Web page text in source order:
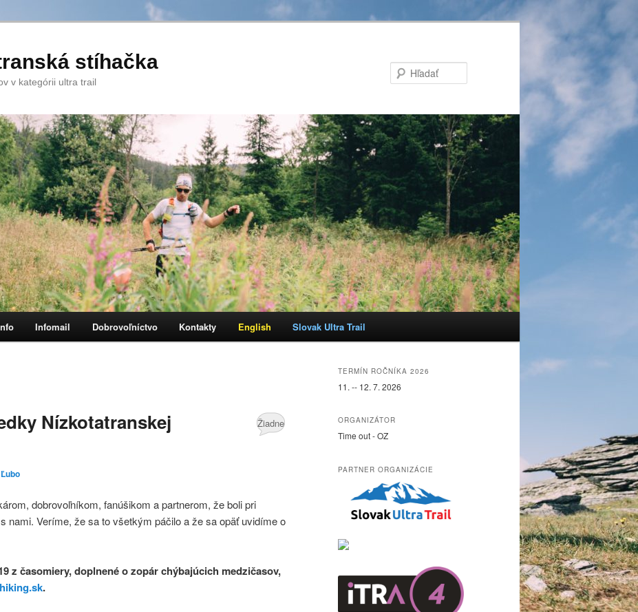
stíhačka
v kategórii ultra trail
obsahInfomail Dobrovoľníctvo Kontakty English Slovak Ultra Trail
Nízkotatranskej
Ľubo
Žiadne
dobrovoľníkom, fanúšikom a partnerom, že boli pri
nami. Veríme, že sa to všetkým páčilo a že sa opäť uvidíme o
z časomiery, doplnené o zopár chýbajúcich medzičasov,
.
TERMÍN ROČNÍKA 2026
11. -- 12. 7. 2026
ORGANIZÁTOR
Time out - OZ
PARTNER ORGANIZÁCIE